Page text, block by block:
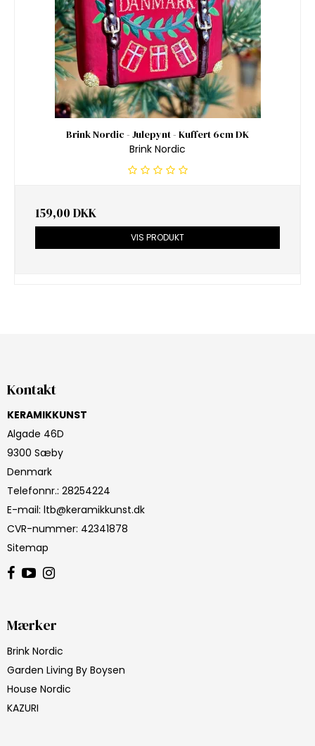
Brink Nordic - Julepynt - Kuffert 6cm DK
Brink Nordic
159,00 DKK
VIS PRODUKT
Kontakt
KERAMIKKUNST
Algade 46D
9300 Sæby
Denmark
Telefonnr.: 28254224
E-mail: ltb@keramikkunst.dk
CVR-nummer: 42341878
Sitemap
Mærker
Brink Nordic
Garden Living By Boysen
House Nordic
KAZURI